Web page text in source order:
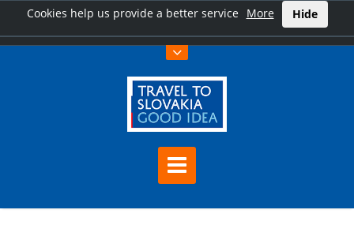
Cookies help us provide a better service More Hide
Nikolaus in Banská Bystrica